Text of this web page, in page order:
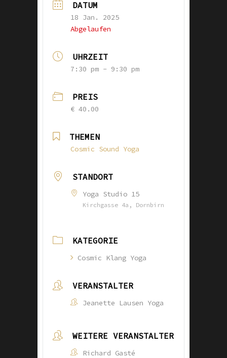
DATUM
18 Jan. 2025
Abgelaufen
UHRZEIT
7:30 pm - 9:30 pm
PREIS
€ 40.00
THEMEN
Cosmic Sound Yoga
STANDORT
Yoga Studio 15
Kirchgasse 4a, Dornbirn
KATEGORIE
Cosmic Klang Yoga
VERANSTALTER
Jeanette Lausen Yoga
WEITERE VERANSTALTER
Richard Gasté